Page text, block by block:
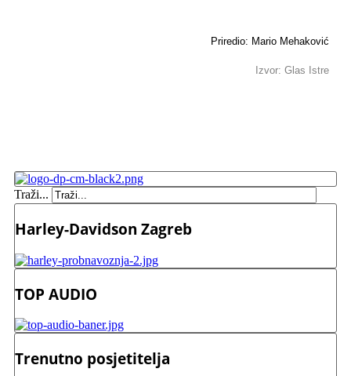
Priredio: Mario Mehaković
Izvor: Glas Istre
Traži...
Harley-Davidson Zagreb
TOP AUDIO
Trenutno posjetitelja